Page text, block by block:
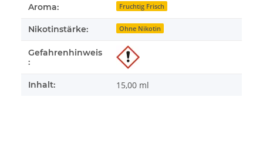
Aroma: Fruchtig Frisch
Nikotinstärke: Ohne Nikotin
Gefahrenhinweis
:
Inhalt: 15,00 ml